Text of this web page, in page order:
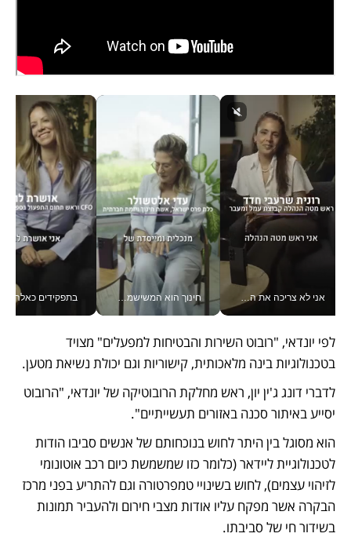
חינוך הוא המשישמה של החיים שלי - V
בטכנולוגיות בינה מלאכותית, קישוריות וגם יכולת נשיאת מטען.
יסייע באיתור סכנה באזורים תעשייתיים".
בשידור חי של סביבתו.